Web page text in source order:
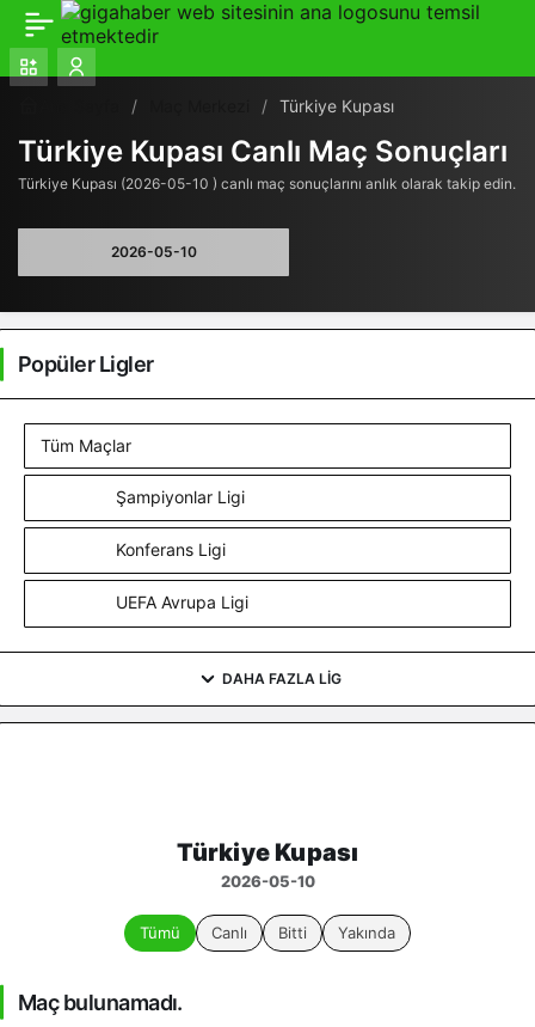
Türkiye Kupası
Türkiye Kupası Canlı Maç Sonuçları
Türkiye Kupası (2026-05-10 ) canlı maç sonuçlarını anlık olarak takip edin.
Popüler Ligler
Tüm Maçlar
Şampiyonlar Ligi
Konferans Ligi
UEFA Avrupa Ligi
DAHA FAZLA LIG
Türkiye Kupası
2026-05-10
Tümü Canlı Bitti Yakında
Maç bulunamadı.